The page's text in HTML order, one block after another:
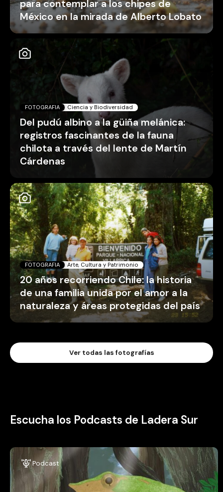
para contemplar a los chipes de
México en la mirada de Alberto Lobato
FOTOGRAFIA Ciencia y Biodiversidad
Del pudú albino a la güiña melánica:
registros fascinantes de la fauna
chilota a través del lente de Martín
Cárdenas
FOTOGRAFIA Arte, Cultura y Patrimonio
20 años recorriendo Chile: la historia
de una familia unida por el amor a la
naturaleza y áreas protegidas del país
Ver todas las fotografías
Escucha los Podcasts de Ladera Sur
Podcast